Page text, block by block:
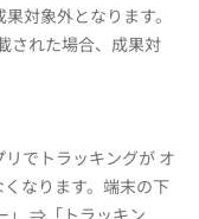
対象外となります。
された場合、成果対
でトラッキングが オ
なります。端末の下
」 ⇒「トラッキン